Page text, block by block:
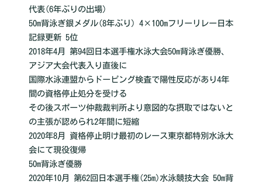
代表(6年ぶりの出場)
50m背泳ぎ銀メダル(8年ぶり) 4×100mフリーリレー日本
記録更新 5位
2018年4月 第94回日本選手権水泳大会50m背泳ぎ優勝、
アジア大会代表入り直後に
国際水泳連盟からドーピング検査で陽性反応があり4年
間の資格停止処分を受ける
その後スポーツ仲裁裁判所より意図的な摂取ではないと
の主張が認められ2年間に短縮
2020年8月 資格停止明け最初のレース東京都特別水泳大
会にて現役復帰
50m背泳ぎ優勝
2020年10月 第62回日本選手権(25m)水泳競技大会 50m背